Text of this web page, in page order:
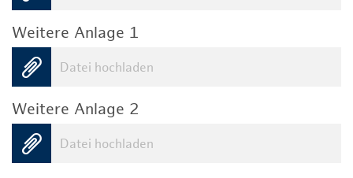
Weitere Anlage 1
Datei hochladen
Weitere Anlage 2
Datei hochladen